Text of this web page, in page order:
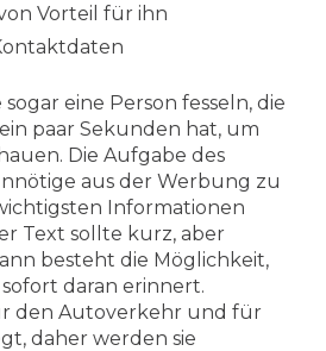
Vorteil für ihn
eine Person fesseln, die
paar Sekunden hat, um
Die Aufgabe des
aus der Werbung zu
Informationen
Text sollte kurz, aber
besteht die Möglichkeit,
sofort daran erinnert.
den Autoverkehr und für
daher werden sie